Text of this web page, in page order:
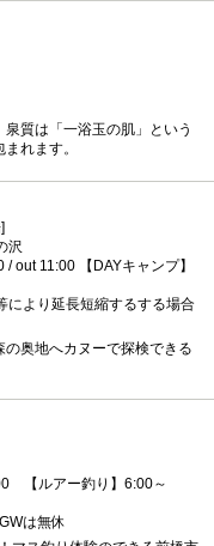
質は「一浴玉の肌」という
れます。
沢
/ out 11:00 【DAYキャンプ】
より延長短縮するする場合
奥地へカヌーで探検できる
【ルアー釣り】6:00～
は無休